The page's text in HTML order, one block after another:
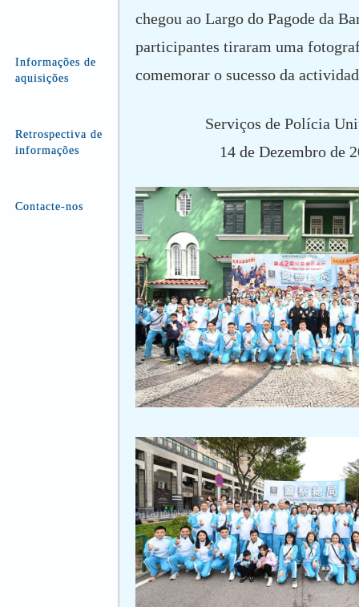
Informações de
aquisições
Retrospectiva de
informações
Contacte-nos
chegou ao Largo do Pagode da
participantes tiraram uma
comemorar o sucesso da
Serviços de Polícia
14 de Dezembro de